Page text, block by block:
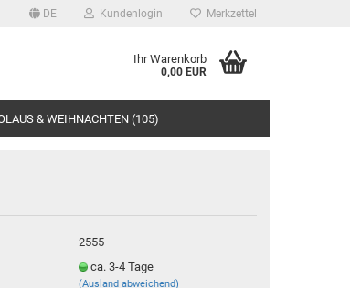
DE Kundenlogin Merkzettel
Ihr Warenkorb
0,00 EUR
& WEIHNACHTEN (105)
2555
ca. 3-4 Tage
(Ausland abweichend)